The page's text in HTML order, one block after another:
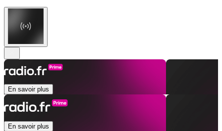
En savoir plus
En savoir plus